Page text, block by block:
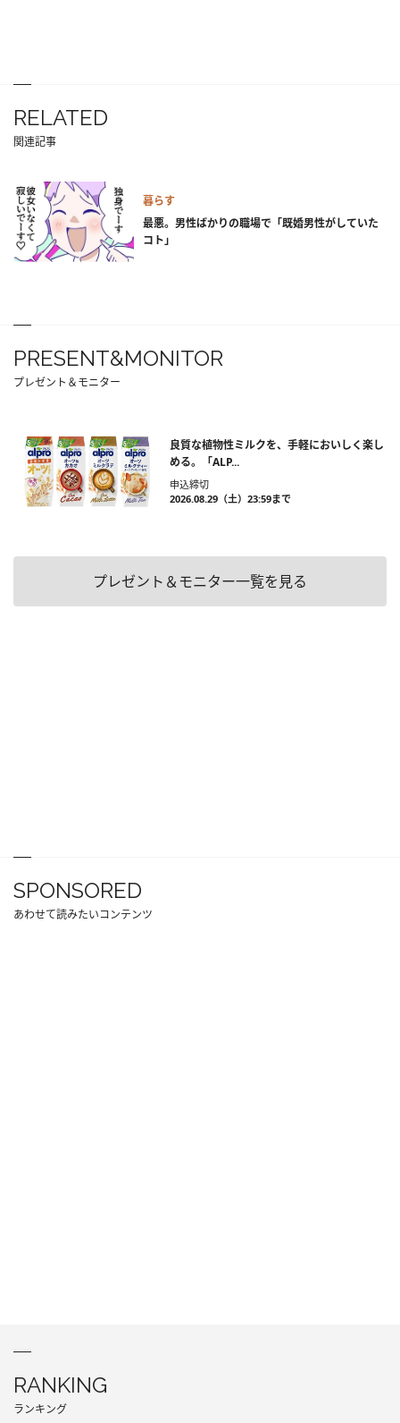
RELATED
関連記事
暮らす
最悪。男性ばかりの職場で「既婚男性がしていた
コト」
PRESENT&MONITOR
プレゼント＆モニター
良質な植物性ミルクを、手軽においしく楽し
める。「ALP...
申込締切
2026.08.29（土）23:59まで
プレゼント＆モニター一覧を見る
SPONSORED
あわせて読みたいコンテンツ
RANKING
ランキング